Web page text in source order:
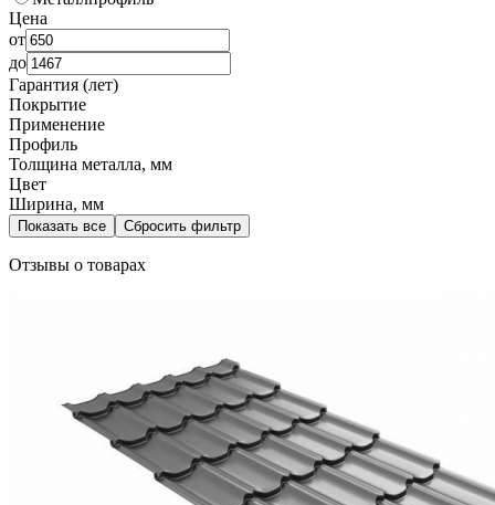
Цена
от
до
Гарантия (лет)
Покрытие
Применение
Профиль
Толщина металла, мм
Цвет
Ширина, мм
Показать все Сбросить фильтр
Отзывы о товарах